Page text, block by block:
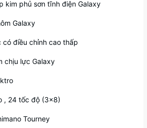
kim phủ sơn tĩnh điện Galaxy
Galaxy
có điều chỉnh cao thấp
chịu lực Galaxy
, 24 tốc độ (3×8)
Tourney